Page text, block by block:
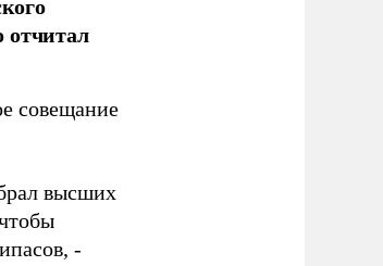
совещание
высших
-